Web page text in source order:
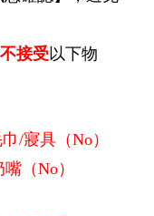
不接受以下物
巾/寢具 （No）
嘴 （No）